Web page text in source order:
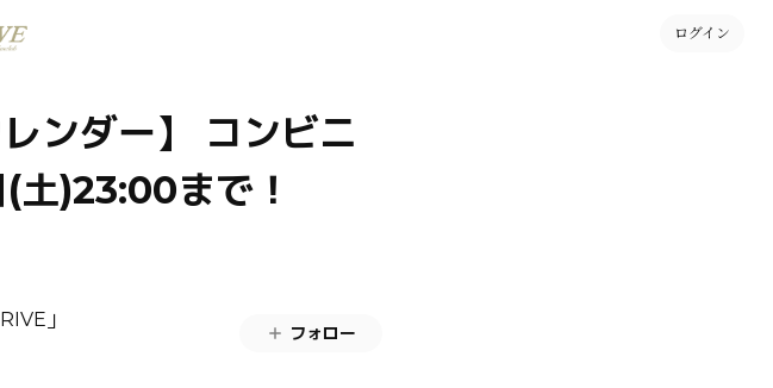
ログイン
ンダー】 コンビニ
土)23:00まで！
」
フォロー